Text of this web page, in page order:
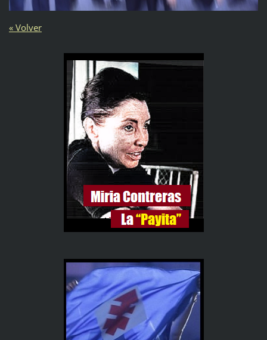
« Volver